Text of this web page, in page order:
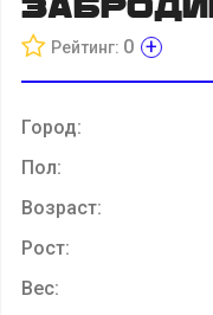
Рейтинг: 0 +
Город:
Пол:
Возраст:
Рост:
Вес: